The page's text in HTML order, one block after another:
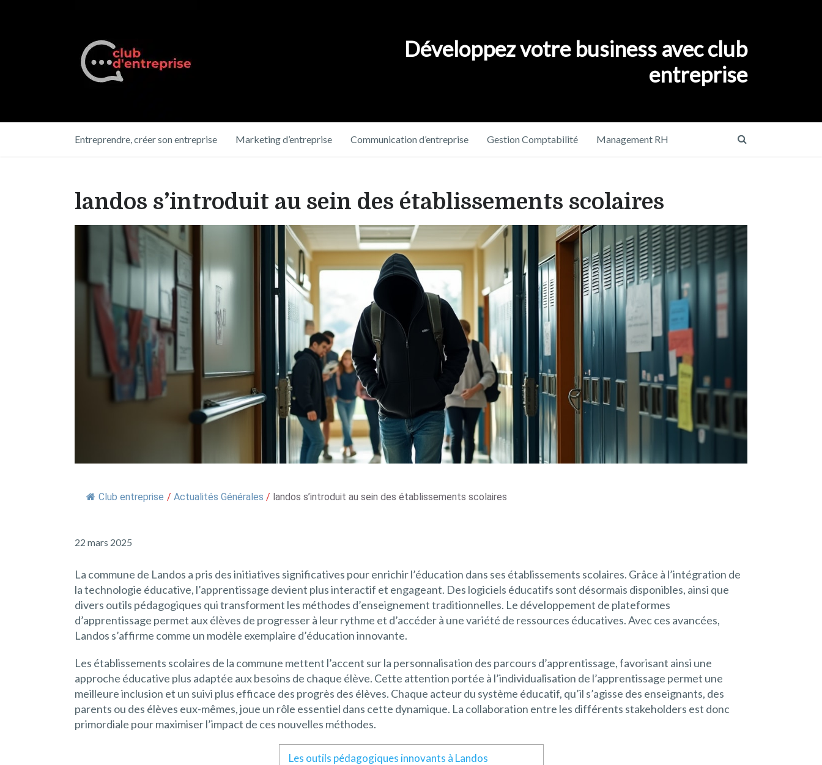
Développez votre business avec club
entreprise
Entreprendre, créer son entreprise Marketing d’entreprise Communication d’entreprise Gestion Comptabilité Management RH
landos s’introduit au sein des établissements scolaires
Club entreprise / Actualités Générales / landos s’introduit au sein des établissements scolaires
22 mars 2025
La commune de Landos a pris des initiatives significatives pour enrichir l’éducation dans ses établissements scolaires. Grâce à l’intégration de
la technologie éducative, l’apprentissage devient plus interactif et engageant. Des logiciels éducatifs sont désormais disponibles, ainsi que
divers outils pédagogiques qui transforment les méthodes d’enseignement traditionnelles. Le développement de plateformes
d’apprentissage permet aux élèves de progresser à leur rythme et d’accéder à une variété de ressources éducatives. Avec ces avancées,
Landos s’affirme comme un modèle exemplaire d’éducation innovante.
Les établissements scolaires de la commune mettent l’accent sur la personnalisation des parcours d’apprentissage, favorisant ainsi une
approche éducative plus adaptée aux besoins de chaque élève. Cette attention portée à l’individualisation de l’apprentissage permet une
meilleure inclusion et un suivi plus efficace des progrès des élèves. Chaque acteur du système éducatif, qu’il s’agisse des enseignants, des
parents ou des élèves eux-mêmes, joue un rôle essentiel dans cette dynamique. La collaboration entre les différents stakeholders est donc
primordiale pour maximiser l’impact de ces nouvelles méthodes.
Les outils pédagogiques innovants à Landos